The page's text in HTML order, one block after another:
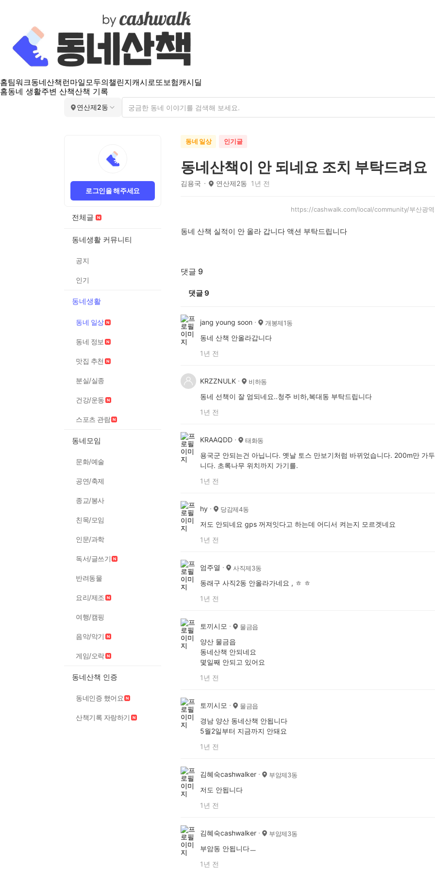
홈팀워크동네산책 런마일모두의챌린지캐시로또보험캐시딜
홈동네 생활주변 산책산책 기록
연산제2동
로그인을 해주세요
전체글
동네생활 커뮤니티
공지
인기
동네생활
동네 일상
동네 정보
맛집 추천
분실/실종
건강/운동
스포츠 관람
동네모임
문화/예술
공연/축제
종교/봉사
친목/모임
인문/과학
독서/글쓰기
반려동물
요리/제조
여행/캠핑
음악/악기
게임/오락
동네산책 인증
동네인증 했어요
산책기록 자랑하기
동네 일상 인기글
동네산책이 안 되네요 조치 부탁드려요
김용국 연산제2동 1년 전
https://cashwalk.com/local/community/부산광
동네 산책 실적이 안 올라 갑니다 액션 부탁드립니다
댓글 9
댓글9
jang young soon 개봉제1동
동네 산책 안올라갑니다
1년 전
KRZZNULK 비하동
동네 선책이 잘 엄되네요..청주 비하,복대동 부탁드립니다
1년 전
KRAAQDD 태화동
용국군 안되는건 아닙니다. 옛날 토스 만보기처럼 바뀌었습니다. 200m만 가
니다. 초록나무 위치까지 가기를.
1년 전
hy 당감제4동
저도 안되네요 gps 꺼져잇다고 하는데 어디서 켜는지 모르겟네요
1년 전
엄주열 사직제3동
동래구 사직2동 안올라가네요 , ㅎ ㅎ
1년 전
토끼시모 물금읍
양산 물금읍
동네산책 안되네요
몇일째 안되고 있어요
1년 전
토끼시모 물금읍
경남 양산 동네산책 안됩니다
5월2일부터 지금까지 안돼요
1년 전
김혜숙cashwalker 부암제3동
저도 안됩니다
1년 전
김혜숙cashwalker 부암제3동
부암동 안됩니다ㅡ
1년 전